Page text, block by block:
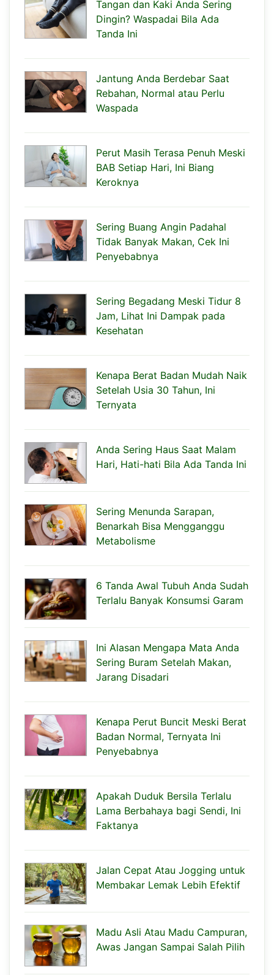
Tangan dan Kaki Anda Sering
Dingin? Waspadai Bila Ada
Tanda Ini
Jantung Anda Berdebar Saat
Rebahan, Normal atau Perlu
Waspada
Perut Masih Terasa Penuh Meski
BAB Setiap Hari, Ini Biang
Keroknya
Sering Buang Angin Padahal
Tidak Banyak Makan, Cek Ini
Penyebabnya
Sering Begadang Meski Tidur 8
Jam, Lihat Ini Dampak pada
Kesehatan
Kenapa Berat Badan Mudah Naik
Setelah Usia 30 Tahun, Ini
Ternyata
Anda Sering Haus Saat Malam
Hari, Hati-hati Bila Ada Tanda Ini
Sering Menunda Sarapan,
Benarkah Bisa Mengganggu
Metabolisme
6 Tanda Awal Tubuh Anda Sudah
Terlalu Banyak Konsumsi Garam
Ini Alasan Mengapa Mata Anda
Sering Buram Setelah Makan,
Jarang Disadari
Kenapa Perut Buncit Meski Berat
Badan Normal, Ternyata Ini
Penyebabnya
Apakah Duduk Bersila Terlalu
Lama Berbahaya bagi Sendi, Ini
Faktanya
Jalan Cepat Atau Jogging untuk
Membakar Lemak Lebih Efektif
Madu Asli Atau Madu Campuran,
Awas Jangan Sampai Salah Pilih